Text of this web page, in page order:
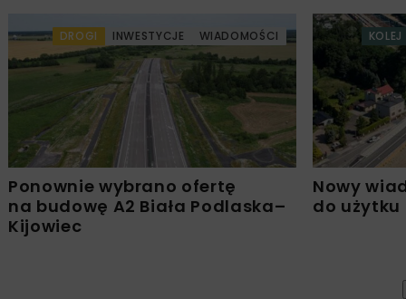
DROGI INWESTYCJE WIADOMOŚCI
Ponownie wybrano ofertę
na budowę A2 Biała Podlaska–
Kijowiec
KOLEJ
Nowy
do użytku